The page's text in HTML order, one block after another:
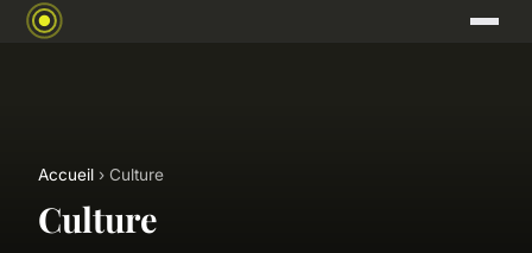
Accueil › Culture
Culture